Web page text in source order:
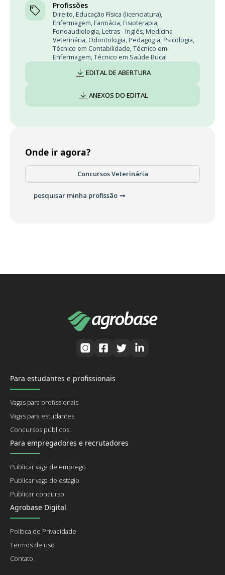
Profissões
Direito, Educação Física (licenciatura),
Enfermagem, Farmácia, Fisioterapia,
Fonoaudiologia, Letras - Inglês, Medicina
Veterinária, Odontologia, Pedagogia, Psicologia,
Técnico em Contabilidade,Técnico em
Enfermagem,Técnico em Saúde Bucal
EDITAL DE ABERTURA
ANEXOS DO EDITAL
Onde ir agora?
Concursos Veterinária
pesquisar minha profissão
Para estudantes e profissionais
Vagas para profissionais
Vagas para estudantes
Concursos públicos
Para empregadores e recrutadores
Publicar vaga de emprego
Publicar vaga de estágio
Publicar concurso
Agrobase Digital
Política de Privacidade
Termos de uso
Contato